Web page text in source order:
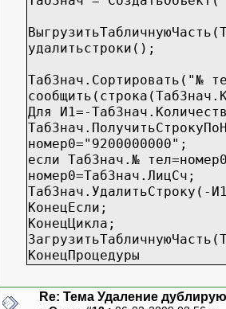
удалитьстроки();
ТабЗнач.Сортировать("№
Для И1=-
номер0="9200000000";
если ТабЗнач.№
номер0=ТабЗнач.ЛицСч;
ТабЗнач.УдалитьСтроку(-
КонецЕсли;
КонецЦикла;
КонецПроцедуры
Re: Тема Удаление